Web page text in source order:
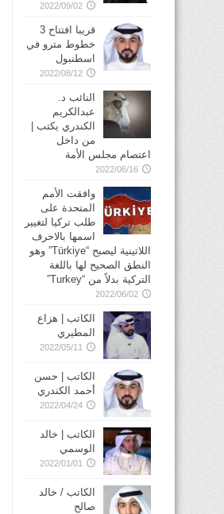
2022/09/02
قريبا افتتاح 3
خطوط مترو في
2022/08/12
النائب د.
عبدالكريم
الكندري يكتب |
من داخل
اعتصام مجلس الأمة
2022/06/16
وافقت الأمم
المتحدة على
طلب تركيا لتغيير
اسمها بالاحرف
اللاتينية ليصبح “Türkiye” وهو
النطق الصحيح لها باللغة
التركية بدلاً من “Turkey”
2022/06/02
الكاتب | هزاع
المطيري
2022/05/11
الكاتب | حسن
أحمد الكندري
2022/04/24
الكاتب | خالد
الوسمي
2022/01/01
الكاتب / خالد
صالح